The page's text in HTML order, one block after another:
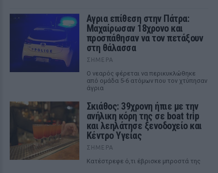
Αγρια επίθεση στην Πάτρα:
Μαχαίρωσαν 18χρονο και
προσπάθησαν να τον πετάξουν
στη θάλασσα
ΣΉΜΕΡΑ
Ο νεαρός φέρεται να περικυκλώθηκε
από ομάδα 5-6 ατόμων που τον χτύπησαν
άγρια
Σκιάθος: 39χρονη ήπιε με την
ανήλικη κόρη της σε boat trip
και λεηλάτησε ξενοδοχείο και
Κέντρο Υγείας
ΣΉΜΕΡΑ
Κατέστρεφε ό,τι έβρισκε μπροστά της